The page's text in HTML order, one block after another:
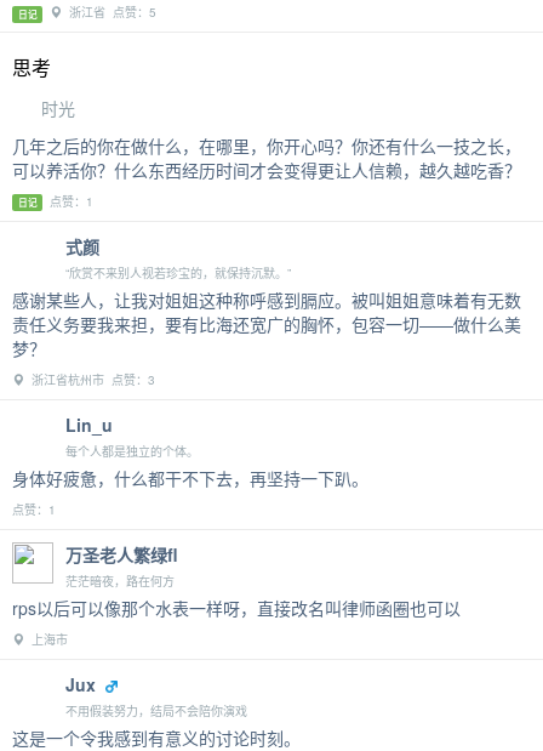
日记 浙江省 点赞：5
思考
时光
几年之后的你在做什么，在哪里，你开心吗？你还有什么一技之长，
可以养活你？什么东西经历时间才会变得更让人信赖，越久越吃香？
日记 点赞：1
式颜
“欣赏不来别人视若珍宝的，就保持沉默。”
感谢某些人，让我对姐姐这种称呼感到膈应。被叫姐姐意味着有无数
责任义务要我来担，要有比海还宽广的胸怀，包容一切——做什么美
梦？
浙江省杭州市 点赞：3
Lin_u
每个人都是独立的个体。
身体好疲惫，什么都干不下去，再坚持一下趴。
点赞：1
万圣老人繁绿fl
茫茫暗夜，路在何方
rps以后可以像那个水表一样呀，直接改名叫律师函圈也可以
上海市
Jux
不用假装努力，结局不会陪你演戏
这是一个令我感到有意义的讨论时刻。